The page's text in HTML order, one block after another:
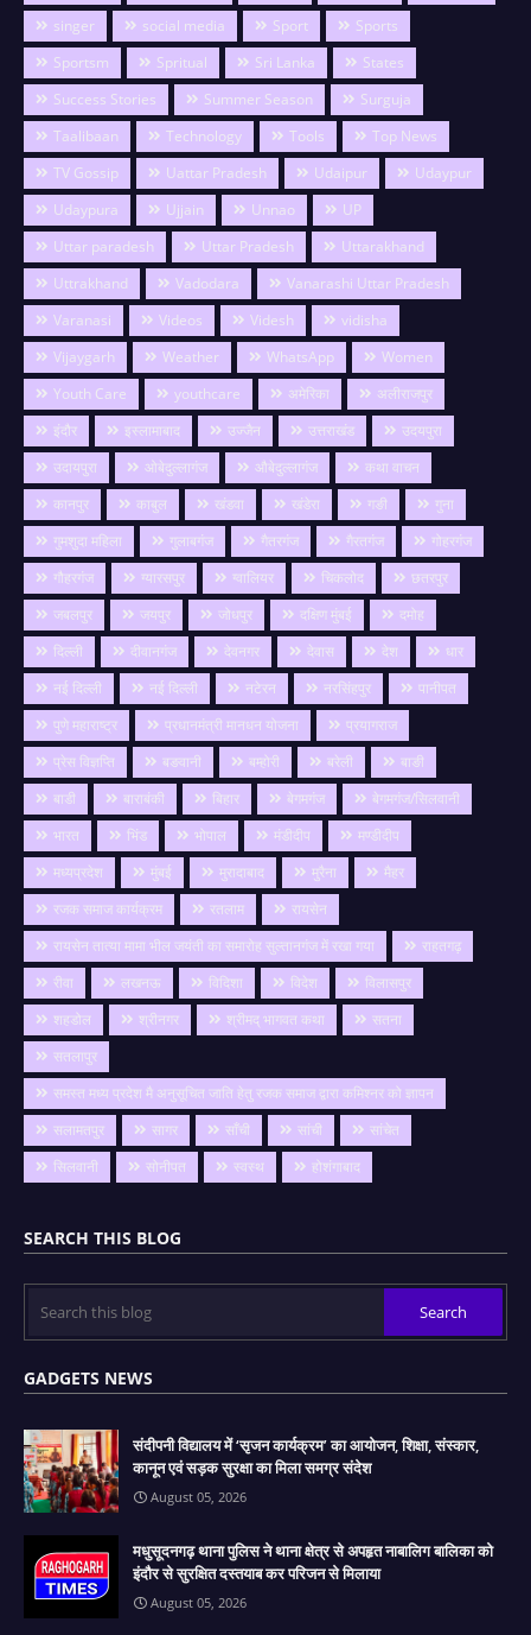
singer
social media Sport
Sports
Sportsm
Spritual Sri Lanka
States
Success Stories
Summer Season
Surguja
Taalibaan
Technology Tools
Top News
TV Gossip
Uattar Pradesh Udaipur
Udaypur
Udaypura
Ujjain Unnao
UP
Uttar paradesh
Uttar Pradesh
Uttarakhand
Uttrakhand
Vadodara
Vanarashi Uttar Pradesh
Varanasi
Videos Videsh
vidisha
Vijaygarh
Weather WhatsApp
Women
Youth Care
youthcare अमेरिका
अलीराजपुर
इंदौर
इस्लामाबाद उज्जैन उत्तराखंड
उदयपुरा
उदायपुरा
ओबेदुल्लागंज औबेदुल्लागंज
कथा वाचन
कानपुर
काबुल खंडवा खंडेरा गङी
गुना
गुमशुदा महिला
गुलाबगंज गैतरगंज गैरतगंज
गोहरगंज
गौहरगंज
ग्यारसपुर ग्वालियर चिकलोद
छतरपुर
जबलपुर
जयपुर जोधपुर दक्षिण मुंबई
दमोह
दिल्ली
दीवानगंज देवनगर देवास देश
धार
नई दिल्ली
नई दिल्ली नटेरन नरसिंहपुर
पानीपत
पुणे महाराष्ट्र
प्रधानमंत्री मानधन योजना
प्रयागराज
प्रेस विज्ञप्ति
बङवानी बम्होरी बरेली
बाङी
बाडी
बाराबंकी बिहार बेगमगंज
बेगमगंज/सिलवानी
भारत
भिंड भोपाल मंडीदीप
मण्डीदीप
मध्यप्रदेश
मुंबई मुरादाबाद मुरैना
मैहर
रजक समाज कार्यक्रम
रतलाम
रायसेन
रायसेन तात्या मामा भील जयंती का समारोह सुल्तानगंज में रखा गया
राहतगढ़
रीवा
लखनऊ विदिशा विदेश
विलासपुर
शहडोल
श्रीनगर श्रीमद् भागवत कथा
सतना
सतलापुर
समस्त मध्य प्रदेश मै अनुसूचित जाति हेतु रजक समाज द्वारा कमिश्नर को ज्ञापन
सलामतपुर
सागर साँची सांची
सांचेत
सिलवानी
सोनीपत स्वस्थ होशंगाबाद
SEARCH THIS BLOG
GADGETS NEWS
संदीपनी विद्यालय में ‘सृजन कार्यक्रम’ का आयोजन, शिक्षा, संस्कार,
कानून एवं सड़क सुरक्षा का मिला समग्र संदेश
August 05, 2026
मधुसूदनगढ़ थाना पुलिस ने थाना क्षेत्र से अपहृत नाबालिग बालिका को
इंदौर से सुरक्षित दस्तयाब कर परिजन से मिलाया
August 05, 2026